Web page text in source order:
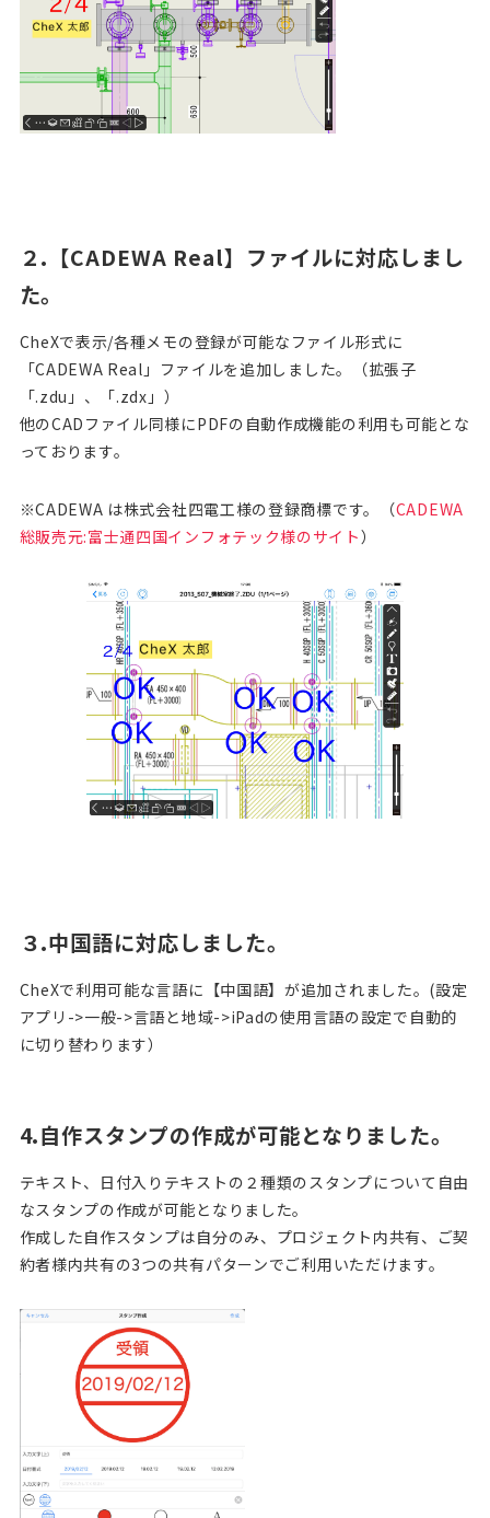
２.【CADEWA Real】ファイルに対応しまし
た。
CheXで表示/各種メモの登録が可能なファイル形式に
「CADEWA Real」ファイルを追加しました。（拡張子
「.zdu」、「.zdx」）
他のCADファイル同様にPDFの自動作成機能の利用も可能とな
っております。
※CADEWA は株式会社四電工様の登録商標です。（CADEWA
総販売元:富士通四国インフォテック様のサイト）
３.中国語に対応しました。
CheXで利用可能な言語に【中国語】が追加されました。(設定
アプリ->一般->言語と地域->iPadの使用言語の設定で自動的
に切り替わります）
4.自作スタンプの作成が可能となりました。
テキスト、日付入りテキストの２種類のスタンプについて自由
なスタンプの作成が可能となりました。
作成した自作スタンプは自分のみ、プロジェクト内共有、ご契
約者様内共有の3つの共有パターンでご利用いただけます。